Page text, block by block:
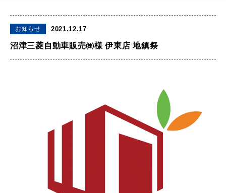
お知らせ 2021.12.17
沼津三菱自動車販売㈱様 伊東店 地鎮祭